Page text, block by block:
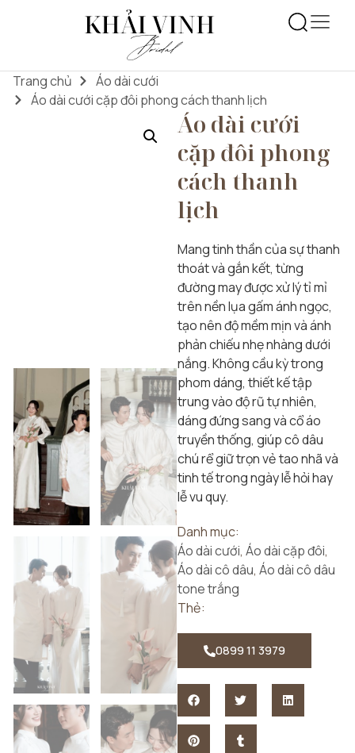
Trang chủ
Áo dài cưới
Áo dài cưới cặp đôi phong cách thanh lịch
Áo dài cưới
cặp đôi phong
cách thanh
lịch
Mang tinh thần của sự thanh
thoát và gắn kết, từng
đường may được xử lý tỉ mỉ
trên nền lụa gấm ánh ngọc,
tạo nên độ mềm mịn và ánh
phản chiếu nhẹ nhàng dưới
nắng. Không cầu kỳ trong
phom dáng, thiết kế tập
trung vào độ rũ tự nhiên,
dáng đứng sang và cổ áo
truyền thống, giúp cô dâu
chú rể giữ trọn vẻ tao nhã và
tinh tế trong ngày lễ hỏi hay
lễ vu quy.
Danh mục:
Áo dài cưới, Áo dài cặp đôi,
Áo dài cô dâu, Áo dài cô dâu
tone trắng
Thẻ:
0899 11 3979